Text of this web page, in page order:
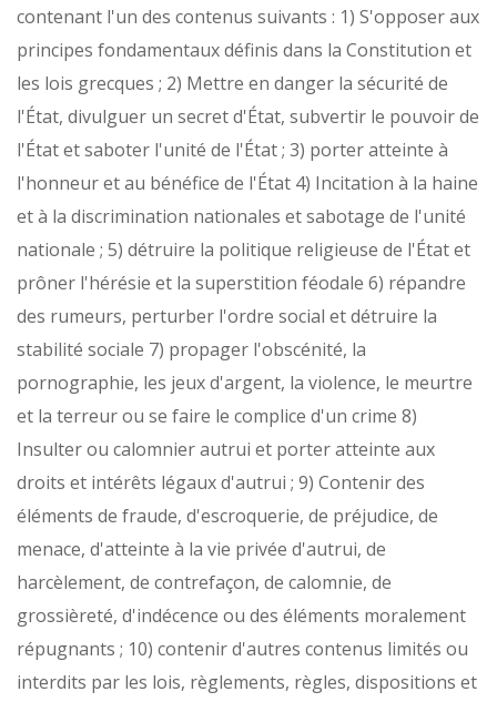
contenant l'un des contenus suivants : 1) S'opposer aux
principes fondamentaux définis dans la Constitution et
les lois grecques ; 2) Mettre en danger la sécurité de
l'État, divulguer un secret d'État, subvertir le pouvoir de
l'État et saboter l'unité de l'État ; 3) porter atteinte à
l'honneur et au bénéfice de l'État 4) Incitation à la haine
et à la discrimination nationales et sabotage de l'unité
nationale ; 5) détruire la politique religieuse de l'État et
prôner l'hérésie et la superstition féodale 6) répandre
des rumeurs, perturber l'ordre social et détruire la
stabilité sociale 7) propager l'obscénité, la
pornographie, les jeux d'argent, la violence, le meurtre
et la terreur ou se faire le complice d'un crime 8)
Insulter ou calomnier autrui et porter atteinte aux
droits et intérêts légaux d'autrui ; 9) Contenir des
éléments de fraude, d'escroquerie, de préjudice, de
menace, d'atteinte à la vie privée d'autrui, de
harcèlement, de contrefaçon, de calomnie, de
grossièreté, d'indécence ou des éléments moralement
répugnants ; 10) contenir d'autres contenus limités ou
interdits par les lois, règlements, règles, dispositions et